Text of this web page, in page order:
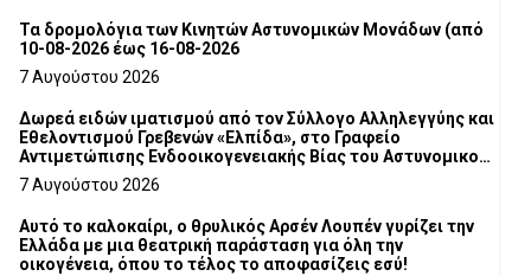
Τα δρομολόγια των Κινητών Αστυνομικών Μονάδων (από
10-08-2026 έως 16-08-2026
7 Αυγούστου 2026
Δωρεά ειδών ιματισμού από τον Σύλλογο Αλληλεγγύης και
Εθελοντισμού Γρεβενών «Ελπίδα», στο Γραφείο
Αντιμετώπισης Ενδοοικογενειακής Βίας του Αστυνομικού
Τμήματος Γρεβενών
7 Αυγούστου 2026
Αυτό το καλοκαίρι, ο θρυλικός Αρσέν Λουπέν γυρίζει την
Ελλάδα με μια θεατρική παράσταση για όλη την
οικογένεια, όπου το τέλος το αποφασίζεις εσύ!